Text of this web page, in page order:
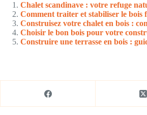
Chalet scandinave : votre refuge
Comment traiter et stabiliser le bois
Construisez votre chalet en bois :
Choisir le bon bois pour votre
Construire une terrasse en bois :